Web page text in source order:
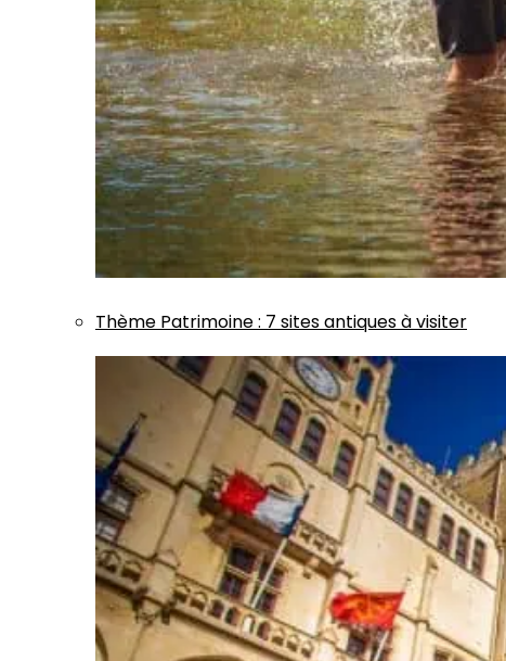
Thème Patrimoine: 7 sites antiques à visiter